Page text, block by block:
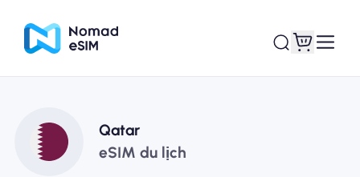
Đăng nhập Đăng
ký
Qatar
eSIM du lịch